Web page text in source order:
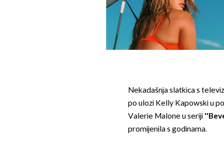
Nekadašnja slatkica s
po ulozi Kelly Kapowski u
Valerie Malone u seriji
promijenila s godinama.